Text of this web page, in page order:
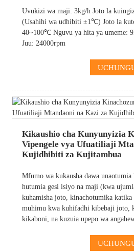
Uvukizi wa maji: 3kg/h Joto la
(Usahihi wa udhibiti ±1℃) Joto la
40~100℃ Nguvu ya hita ya umeme:
Juu: 24000rpm
Kikaushio cha Kunyunyizia
Vipengele vya Ufuatiliaji
Kujidhibiti za Kujitambua
Mfumo wa kukausha dawa
hutumia gesi isiyo na maji (kwa
kuhamisha joto, kinachotumika
muhimu kwa kuhifadhi kibebaji joto,
kikaboni, na kuzuia upepo wa